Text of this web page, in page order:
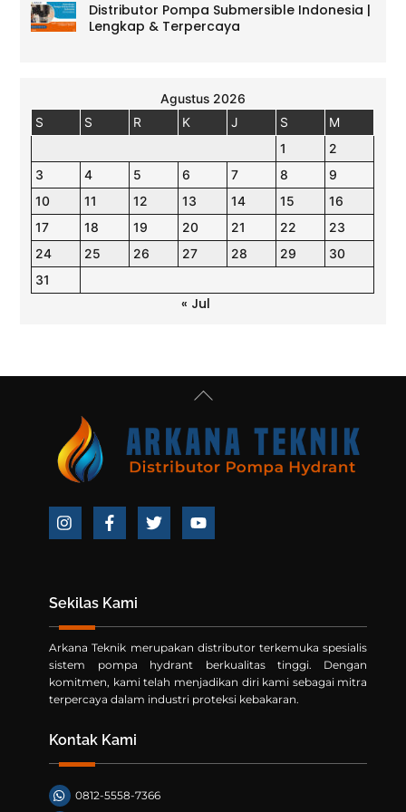
Distributor Pompa Submersible Indonesia |
Lengkap & Terpercaya
Agustus 2026
S
S R K J S
M
1
2
3
4 5 6 7 8
9
10
11 12 13 14 15
16
17
18 19 20 21 22
23
24
25 26 27 28 29
30
31
« Jul
Back
Top
Icon
Icon
Icon
Icon
Sekilas Kami
Arkana Teknik merupakan distributor terkemuka spesialis
sistem pompa hydrant berkualitas tinggi. Dengan
komitmen, kami telah menjadikan diri kami sebagai mitra
terpercaya dalam industri proteksi kebakaran.
Kontak Kami
0812-5558-7366